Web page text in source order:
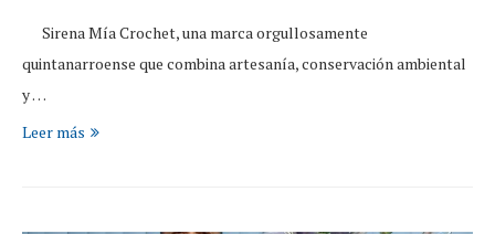
Sirena Mía Crochet, una marca orgullosamente
quintanarroense que combina artesanía, conservación ambiental
y …
Leer más